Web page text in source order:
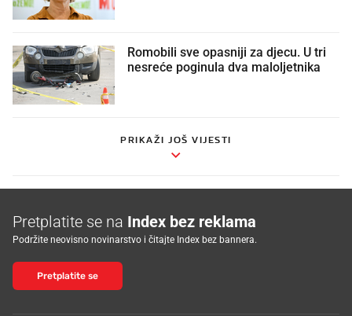
Romobili sve opasniji za djecu. U tri
nesreće poginula dva maloljetnika
PRIKAŽI JOŠ VIJESTI
Pretplatite se na Index bez reklama
Podržite neovisno novinarstvo i čitajte Index bez bannera.
Pretplatite se